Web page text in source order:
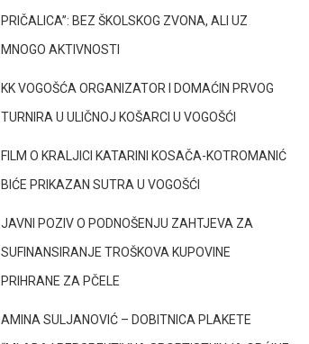
PRIČALICA”: BEZ ŠKOLSKOG ZVONA, ALI UZ
MNOGO AKTIVNOSTI
KK VOGOŠĆA ORGANIZATOR I DOMAĆIN PRVOG
TURNIRA U ULIČNOJ KOŠARCI U VOGOŠĆI
FILM O KRALJICI KATARINI KOSAČA-KOTROMANIĆ
BIĆE PRIKAZAN SUTRA U VOGOŠĆI
JAVNI POZIV O PODNOŠENJU ZAHTJEVA ZA
SUFINANSIRANJE TROŠKOVA KUPOVINE
PRIHRANE ZA PČELE
AMINA SULJANOVIĆ – DOBITNICA PLAKETE